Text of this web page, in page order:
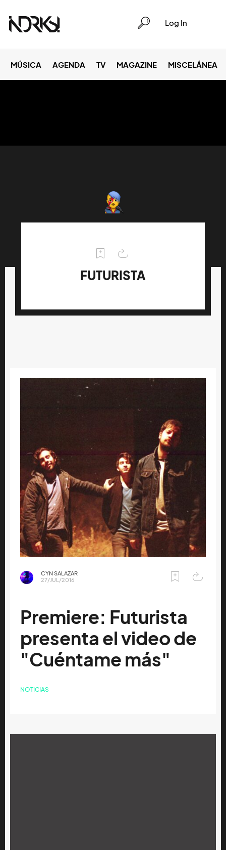
Log In
MÚSICA AGENDA TV MAGAZINE MISCELÁNEA
FUTURISTA
CYN SALAZAR
27/JUL/2016
Premiere: Futurista
presenta el video de
"Cuéntame más"
NOTICIAS